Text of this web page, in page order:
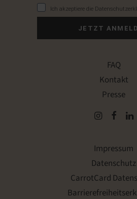
FAQ
Kontakt
Presse
Ich akzeptiere die
JETZT
Impressum
Datenschutz
CarrotCard